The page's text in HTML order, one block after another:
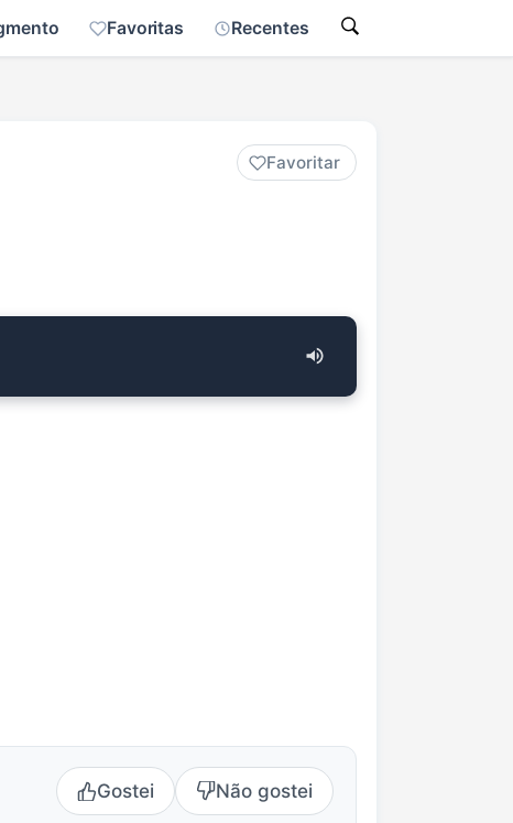
Favoritas Recentes
Favoritar
Gostei Não gostei